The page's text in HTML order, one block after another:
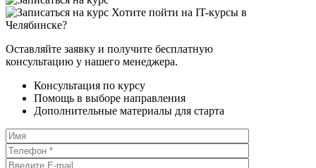
Хотите пойти на IT-курсы в
Челябинске?
Оставляйте заявку и получите бесплатную
консультацию у нашего менеджера.
Консультация по курсу
Помощь в выборе направления
Дополнительные материалы для старта